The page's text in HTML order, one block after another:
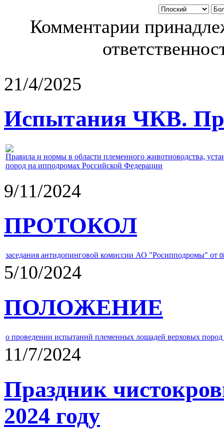
Комментарии
21/4/2025
Испытания ЧКВ.
Правила и нормы в области племенного животноводства,
пород на ипподромах Российской Федерации
9/11/2024
ПРОТОКОЛ
заседания антидопинговой комиссии АО "Росипподромы" от
5/10/2024
ПОЛОЖЕНИЕ
о проведении испытаний племенных лошадей верховых
11/7/2024
Праздник
2024 году